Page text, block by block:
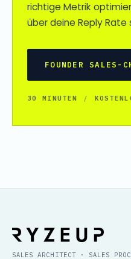
richtige Metrik
über deine Reply Rate
FOUNDER SALES-
30 MINUTEN /
SALES ARCHITECT · SALES